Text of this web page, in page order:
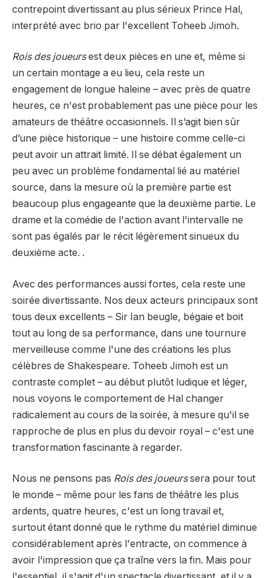
contrepoint divertissant au plus sérieux Prince Hal,
interprété avec brio par l'excellent Toheeb Jimoh.
Rois des joueursest deux pièces en une et, même si
un certain montage a eu lieu, cela reste un
engagement de longue haleine – avec près de quatre
heures, ce n'est probablement pas une pièce pour les
amateurs de théâtre occasionnels. Il s’agit bien sûr
d’une pièce historique – une histoire comme celle-ci
peut avoir un attrait limité. Il se débat également un
peu avec un problème fondamental lié au matériel
source, dans la mesure où la première partie est
beaucoup plus engageante que la deuxième partie. Le
drame et la comédie de l'action avant l'intervalle ne
sont pas égalés par le récit légèrement sinueux du
deuxième acte. .
Avec des performances aussi fortes, cela reste une
soirée divertissante. Nos deux acteurs principaux sont
tous deux excellents – Sir Ian beugle, bégaie et boit
tout au long de sa performance, dans une tournure
merveilleuse comme l'une des créations les plus
célèbres de Shakespeare. Toheeb Jimoh est un
contraste complet – au début plutôt ludique et léger,
nous voyons le comportement de Hal changer
radicalement au cours de la soirée, à mesure qu'il se
rapproche de plus en plus du devoir royal – c'est une
transformation fascinante à regarder.
Nous ne pensons pas Rois des joueurssera pour tout
le monde – même pour les fans de théâtre les plus
ardents, quatre heures, c'est un long travail et,
surtout étant donné que le rythme du matériel diminue
considérablement après l'entracte, on commence à
avoir l'impression que ça traîne vers la fin. Mais pour